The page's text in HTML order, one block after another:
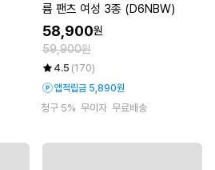
륨 팬츠 여성 3종 (D6NBW)
58,900원
59,900원
4.5 (170)
앱적립금 5,890원
청구 5% 무이자 무료배송